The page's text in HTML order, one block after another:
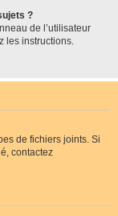
?
de l’utilisateur
les instructions.
de fichiers joints. Si
contactez